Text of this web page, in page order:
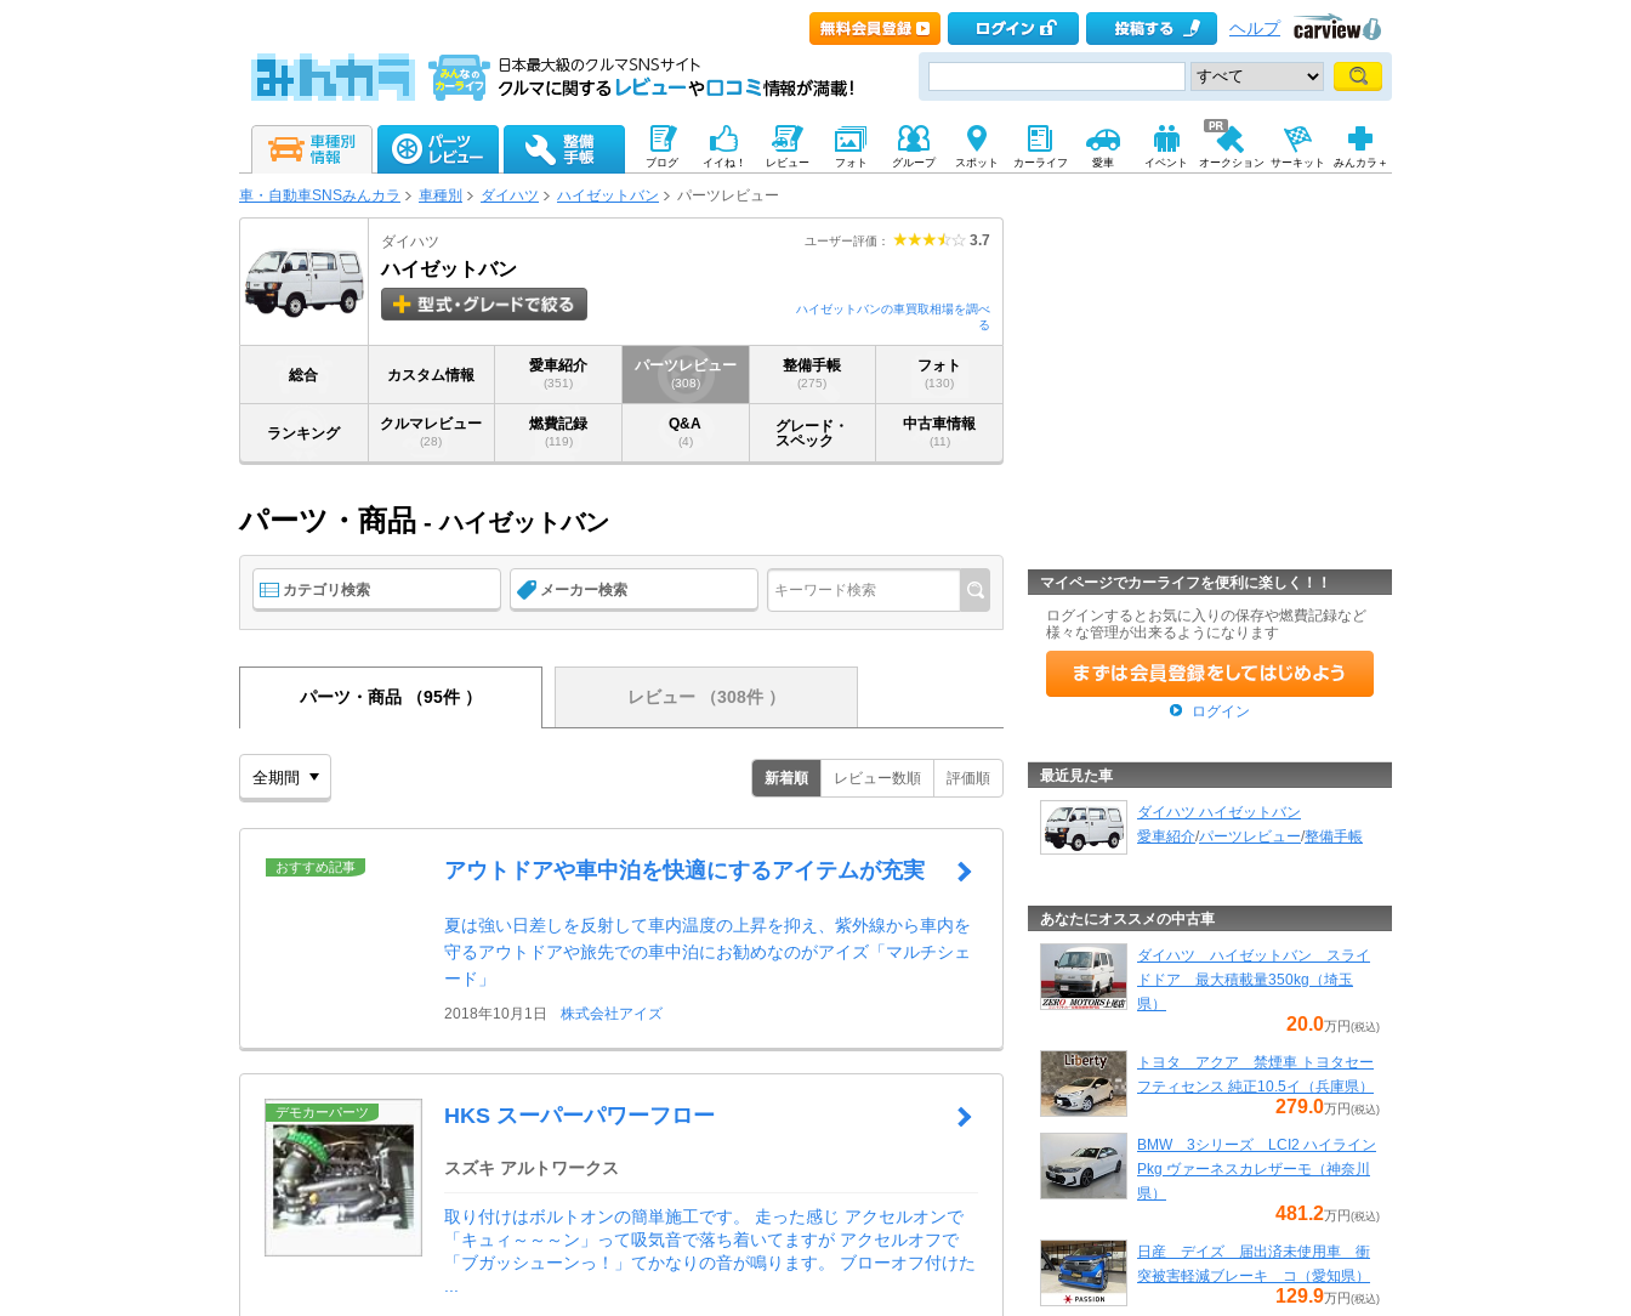
ヘルプ
ブログ イイね！ レビュー フォト グループ スポット カーライフ 愛車 イベント オークション サーキット みんカラ＋
車・自動車SNSみんカラ 車種別 ダイハツ ハイゼットバン パーツレビュー
ユーザー評価： 3.7
ダイハツ
ハイゼットバン
ハイゼットバンの車買取相場を調べ
る
総合 カスタム情報
愛車紹介
(351)
パーツレビュー
(308)
整備手帳
(275)
フォト
(130)
ランキング
クルマレビュー
(28)
燃費記録
(119)
Q&A
(4)
グレード・
スペック
中古車情報
(11)
パーツ・商品 - ハイゼットバン
カテゴリ検索 メーカー検索
パーツ・商品 （95件 ） レビュー （308件 ）
新着順 レビュー数順 評価順
おすすめ記事 アウトドアや車中泊を快適にするアイテムが充実
夏は強い日差しを反射して車内温度の上昇を抑え、紫外線から車内を
守るアウトドアや旅先での車中泊にお勧めなのがアイズ「マルチシェ
ード」
2018年10月1日 株式会社アイズ
デモカーパーツ HKS スーパーパワーフロー
スズキ アルトワークス
取り付けはボルトオンの簡単施工です。 走った感じ アクセルオンで
「キュィ～～～ン」って吸気音で落ち着いてますが アクセルオフで
「ブガッシューンっ！」てかなりの音が鳴ります。 ブローオフ付けた
...
マイページでカーライフを便利に楽しく！！
ログインするとお気に入りの保存や燃費記録など
様々な管理が出来るようになります
ログイン
最近見た車
ダイハツ ハイゼットバン
愛車紹介/パーツレビュー/整備手帳
あなたにオススメの中古車
ダイハツ ハイゼットバン スライ
ドドア 最大積載量350kg（埼玉
県）
20.0万円 (税込)
トヨタ アクア 禁煙車 トヨタセー
フティセンス 純正10.5イ（兵庫県）
279.0万円 (税込)
BMW 3シリーズ LCI2 ハイライン
Pkg ヴァーネスカレザーモ（神奈川
県）
481.2万円 (税込)
日産 デイズ 届出済未使用車 衝
突被害軽減ブレーキ コ（愛知県）
129.9万円 (税込)